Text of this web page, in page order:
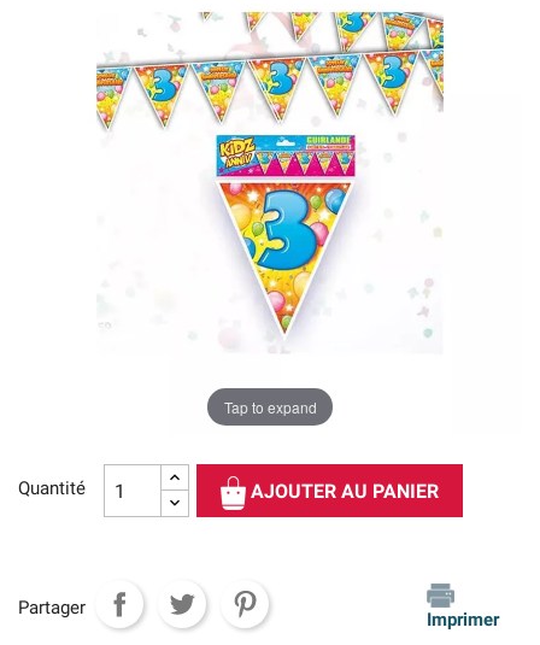
Tap to expand
Quantité AJOUTER AU PANIER
Partager
Imprimer